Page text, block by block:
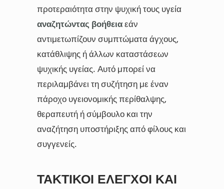
προτεραιότητα στην ψυχική τους υγεία
αναζητώντας βοήθειαεάν
αντιμετωπίζουν συμπτώματα άγχους,
κατάθλιψης ή άλλων καταστάσεων
ψυχικής υγείας. Αυτό μπορεί να
περιλαμβάνει τη συζήτηση με έναν
πάροχο υγειονομικής περίθαλψης,
θεραπευτή ή σύμβουλο και την
αναζήτηση υποστήριξης από φίλους και
συγγενείς.
ΤΑΚΤΙΚΟΊ ΈΛΕΓΧΟΙ ΚΑΙ